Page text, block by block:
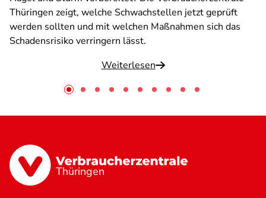
Thüringen zeigt, welche Schwachstellen jetzt geprüft
werden sollten und mit welchen Maßnahmen sich das
Schadensrisiko verringern lässt.
Weiterlesen
Thüringen